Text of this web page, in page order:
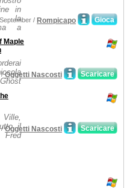
in
la
a
Gioca
/ Rompicapo
Maple
Scaricare
/Oggetti Nascosti
il
Fred
Scaricare
/Oggetti Nascosti